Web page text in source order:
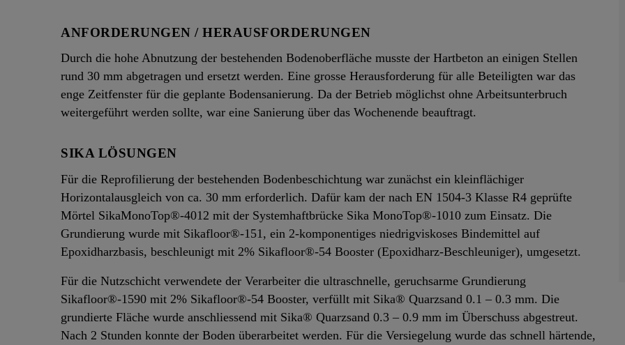
ANFORDERUNGEN / HERAUSFORDERUNGEN
Durch die hohe Abnutzung der bestehenden Bodenoberfläche musste der Hartbeton an einigen Stellen
rund 30 mm abgetragen und ersetzt werden. Eine grosse Herausforderung für alle Beteiligten war das
enge Zeitfenster für die geplante Bodensanierung. Da der Betrieb möglichst ohne Arbeitsunterbruch
weitergeführt werden sollte, war eine Sanierung über das Wochenende beauftragt.
SIKA LÖSUNGEN
Für die Reprofilierung der bestehenden Bodenbeschichtung war zunächst ein kleinflächiger
Horizontalausgleich von ca. 30 mm erforderlich. Dafür kam der nach EN 1504-3 Klasse R4 geprüfte
Mörtel SikaMonoTop®-4012 mit der Systemhaftbrücke Sika MonoTop®-1010 zum Einsatz. Die
Grundierung wurde mit Sikafloor®-151, ein 2-komponentiges niedrigviskoses Bindemittel auf
Epoxidharzbasis, beschleunigt mit 2% Sikafloor®-54 Booster (Epoxidharz-Beschleuniger), umgesetzt.
Für die Nutzschicht verwendete der Verarbeiter die ultraschnelle, geruchsarme Grundierung
Sikafloor®-1590 mit 2% Sikafloor®-54 Booster, verfüllt mit Sika® Quarzsand 0.1 – 0.3 mm. Die
grundierte Fläche wurde anschliessend mit Sika® Quarzsand 0.3 – 0.9 mm im Überschuss abgestreut.
Nach 2 Stunden konnte der Boden überarbeitet werden. Für die Versiegelung wurde das schnell härtende,